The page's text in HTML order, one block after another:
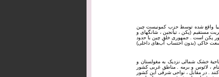
در شرق قاره آسیا واقع شده توسط حزب کمونیست چین
. این حزب بر ۲۲ استان ، ۵ منطقهٔ خودمختار ، ۴ شهر با مدیریت مستقیم (پکن ، تیانجین ، شانگهای و
کشور پکن است . جمهوری خلق چین با حدود
وسعت خاکی (بدون احتساب آب‌های داخلی)
خشک شمالی نزدیک به مغولستان و
، لائوس و برمه . مناطق غربی کشور
. در مقابل ، نواحی شرقی این کشور